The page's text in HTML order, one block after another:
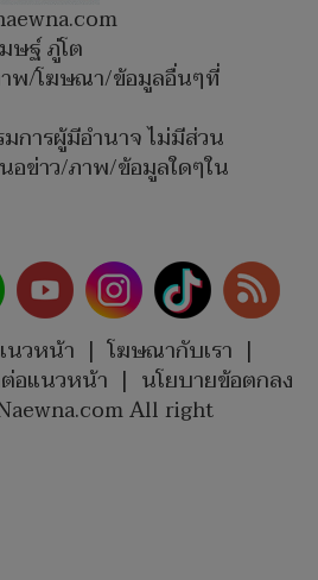
ษฐ์ ภู่โต
พ/โฆษณา/ข้อมูลอื่นๆที่
การผู้มีอำนาจ ไม่มีส่วน
อข่าว/ภาพ/ข้อมูลใดๆใน
นวหน้า | โฆษณากับเรา |
อแนวหน้า | นโยบายข้อตกลง
All right